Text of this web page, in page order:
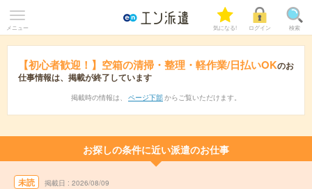
メニュー 気になる! ログイン 検索
【初心者歓迎！】空箱の清掃・整理・軽作業/日払いOKのお
仕事情報は、掲載が終了しています
掲載時の情報は、 ページ下部 からご覧いただけます。
お探しの条件に近い派遣のお仕事
未読 掲載日 2026/08/09